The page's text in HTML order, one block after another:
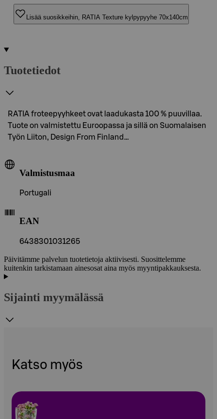
Lisää suosikkeihin, RATIA Texture kylpypyyhe 70x140cm
Tuotetiedot
RATIA froteepyyhkeet ovat laadukasta 100 % puuvillaa.
Tuote on valmistettu Euroopassa ja sillä on Suomalaisen
Työn Liiton, Design From Finland…
Valmistusmaa
Portugali
EAN
6438301031265
Päivitämme palvelun tuotetietoja aktiivisesti. Suosittelemme
kuitenkin tarkistamaan ainesosat aina myös myyntipakkauksesta.
Sijainti myymälässä
Katso myös